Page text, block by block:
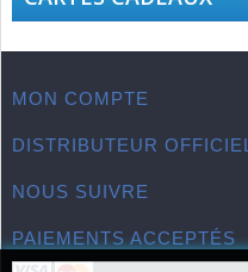
MON COMPTE
DISTRIBUTEUR OFFICIEL
NOUS SUIVRE
PAIEMENTS ACCEPTÉS